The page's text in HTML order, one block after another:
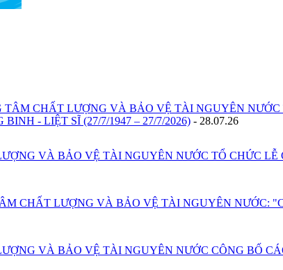
TÂM CHẤT LƯỢNG VÀ BẢO VỆ TÀI NGUYÊN
- LIỆT SĨ (27/7/1947 – 27/7/2026) - 28.07.26
VÀ BẢO VỆ TÀI NGUYÊN NƯỚC TỔ CHỨC
CHẤT LƯỢNG VÀ BẢO VỆ TÀI NGUYÊN NƯỚC:
VÀ BẢO VỆ TÀI NGUYÊN NƯỚC CÔNG BỐ